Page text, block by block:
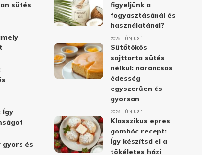
sütés
Így
gyors és
figyeljünk a
fogyasztásánál és
használatánál?
2026. JÚNIUS 1.
Sütőtökös
sajttorta sütés
nélkül: narancsos
édesség
egyszerűen és
gyorsan
2026. JÚNIUS 1.
Klasszikus epres
gombóc recept:
Így készítsd el a
tökéletes házi